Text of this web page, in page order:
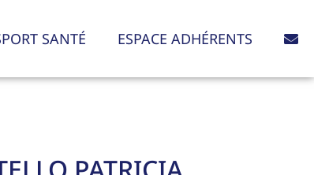
SANTÉ ESPACE ADHÉRENTS